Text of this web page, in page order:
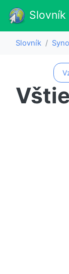
Slovník
Slovník